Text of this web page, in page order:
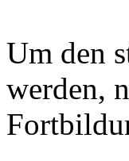
Um den
werden,